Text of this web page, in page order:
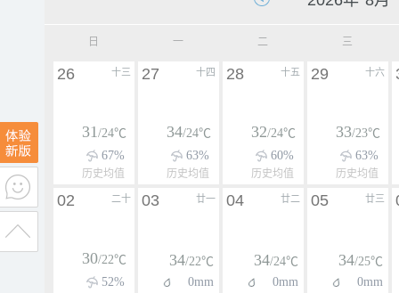
日 一 二 三
十三
26
31/24℃
67%
历史均值
十四
27
34/24℃
63%
历史均值
十五
28
32/24℃
60%
历史均值
十六
29
33/23℃
63%
历史均值
二十
02
30/22℃
52%
廿一
03
34/22℃
0mm
廿二
04
34/24℃
0mm
廿三
05
34/25℃
0mm